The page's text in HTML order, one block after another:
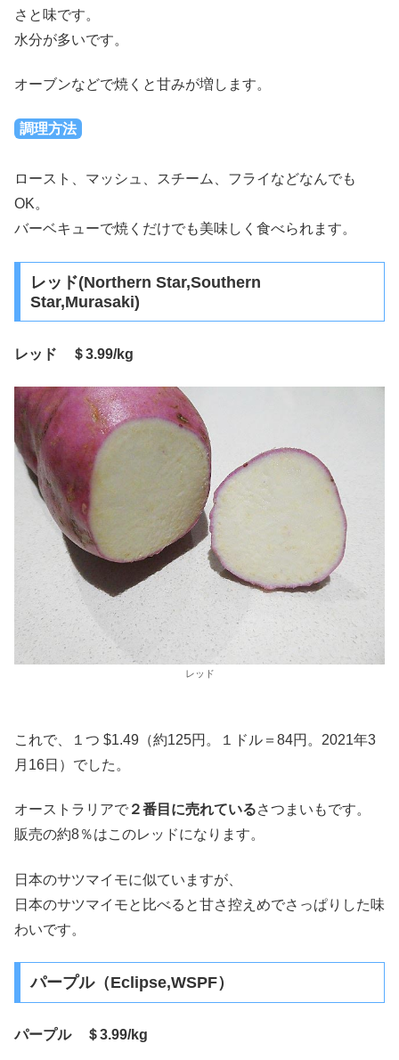
さと味です。
水分が多いです。
オーブンなどで焼くと甘みが増します。
調理方法
ロースト、マッシュ、スチーム、フライなどなんでも
OK。
バーベキューで焼くだけでも美味しく食べられます。
レッド(Northern Star,Southern
Star,Murasaki)
レッド ＄3.99/kg
レッド
これで、１つ $1.49（約125円。１ドル＝84円。2021年3
月16日）でした。
オーストラリアで ２番目に売れているさつまいもです。
販売の約8％はこのレッドになります。
日本のサツマイモに似ていますが、
日本のサツマイモと比べると甘さ控えめでさっぱりした味
わいです。
パープル（Eclipse,WSPF）
パープル ＄3.99/kg